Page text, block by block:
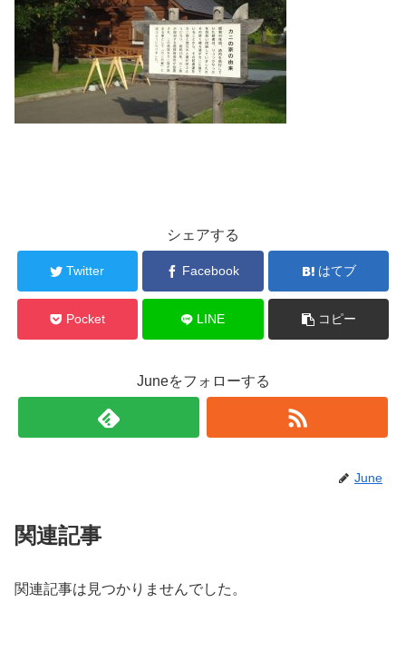
シェアする
Twitter Facebook はてブ
Pocket LINE コピー
Juneをフォローする
June
関連記事
関連記事は見つかりませんでした。